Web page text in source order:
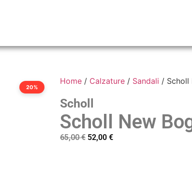
20%
Home / Calzature / Sandali / Scholl
Scholl
Scholl New
65,00€ 52,00 €